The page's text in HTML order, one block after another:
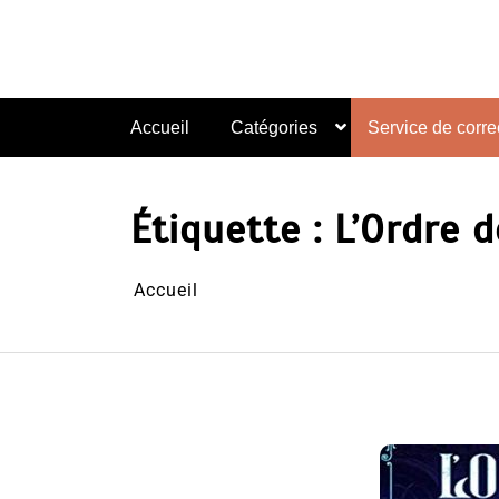
Accueil Catégories Service de
Étiquette : L’Ordre
Accueil